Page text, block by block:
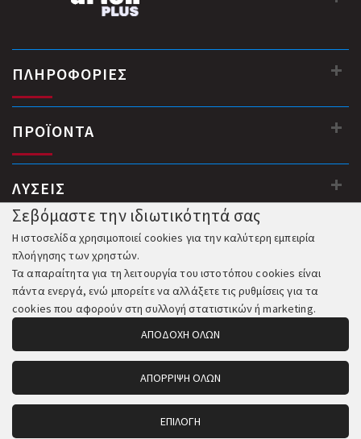
ΠΛΗΡΟΦΟΡΙΕΣ
ΠΡΟΪΟΝΤΑ
ΛΥΣΕΙΣ
© 2018-2026 All Rights Reserved. Κατασκευή και Φιλοξενία:
Komvos.gr
Σεβόμαστε την ιδιωτικότητά σας
Η ιστοσελίδα χρησιμοποιεί cookies για την καλύτερη εμπειρία
πλοήγησης των χρηστών.
Τα απαραίτητα για τη λειτουργία του ιστοτόπου cookies είναι
πάντα ενεργά, ενώ μπορείτε να αλλάξετε τις ρυθμίσεις για τα
cookies που αφορούν στη συλλογή στατιστικών ή marketing.
ΑΠΟΔΟΧΗ ΟΛΩΝ
ΑΠΟΡΡΙΨΗ ΟΛΩΝ
ΕΠΙΛΟΓΗ